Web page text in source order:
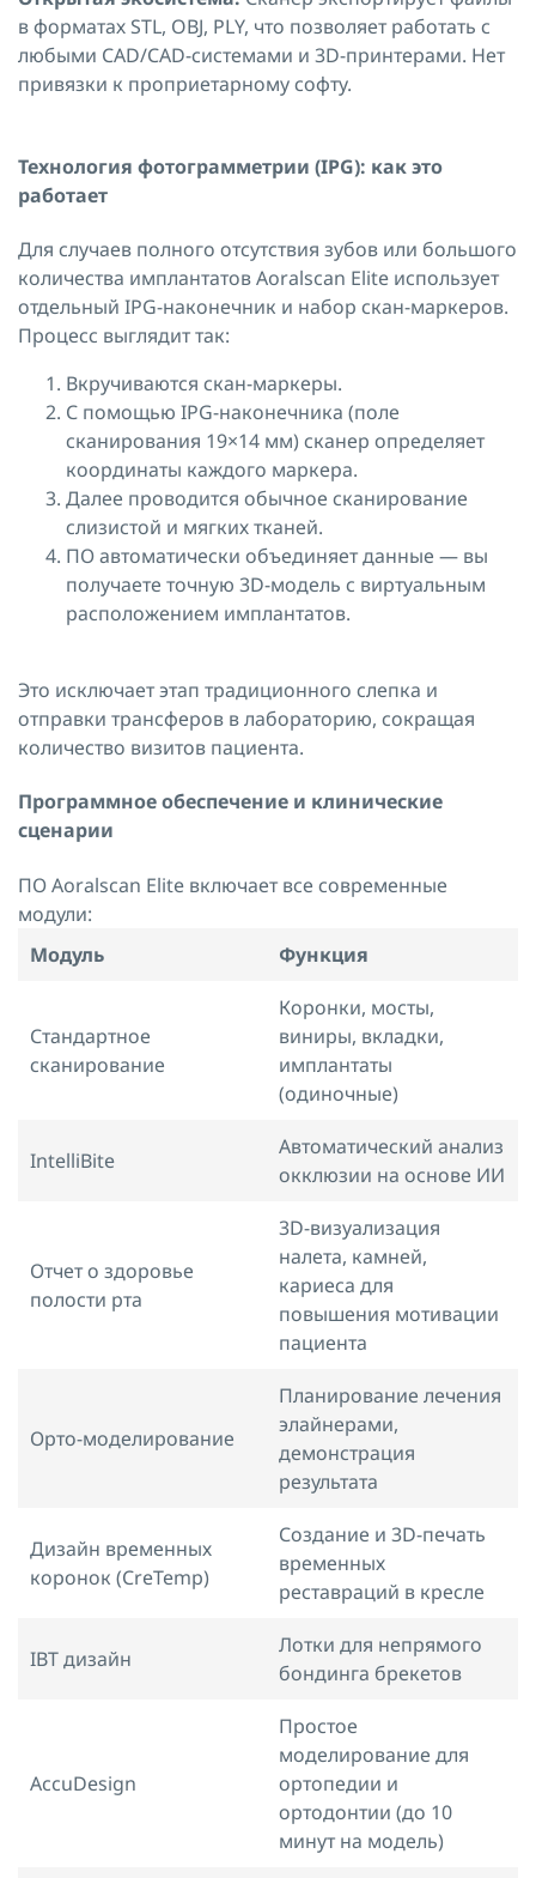
в форматах STL, OBJ, PLY, что позволяет работать с
любыми CAD/CAD-системами и 3D-принтерами. Нет
привязки к проприетарному софту.
Технология фотограмметрии (IPG): как это
работает
Для случаев полного отсутствия зубов или большого
количества имплантатов Aoralscan Elite использует
отдельный IPG-наконечник и набор скан-маркеров.
Процесс выглядит так:
Вкручиваются скан-маркеры.
С помощью IPG-наконечника (поле
сканирования 19×14 мм) сканер определяет
координаты каждого маркера.
Далее проводится обычное сканирование
слизистой и мягких тканей.
ПО автоматически объединяет данные — вы
получаете точную 3D-модель с виртуальным
расположением имплантатов.
Это исключает этап традиционного слепка и
отправки трансферов в лабораторию, сокращая
количество визитов пациента.
Программное обеспечение и клинические
сценарии
ПО Aoralscan Elite включает все современные
модули:
Модуль
Функция
Стандартное
сканирование
Коронки, мосты,
виниры, вкладки,
имплантаты
(одиночные)
IntelliBite
Автоматический анализ
окклюзии на основе ИИ
Отчет о здоровье
полости рта
3D-визуализация
налета, камней,
кариеса для
повышения мотивации
пациента
Орто-моделирование
Планирование лечения
элайнерами,
демонстрация
результата
Дизайн временных
коронок (CreTemp)
Создание и 3D-печать
временных
реставраций в кресле
IBT дизайн
Лотки для непрямого
бондинга брекетов
AccuDesign
Простое
моделирование для
ортопедии и
ортодонтии (до 10
минут на модель)